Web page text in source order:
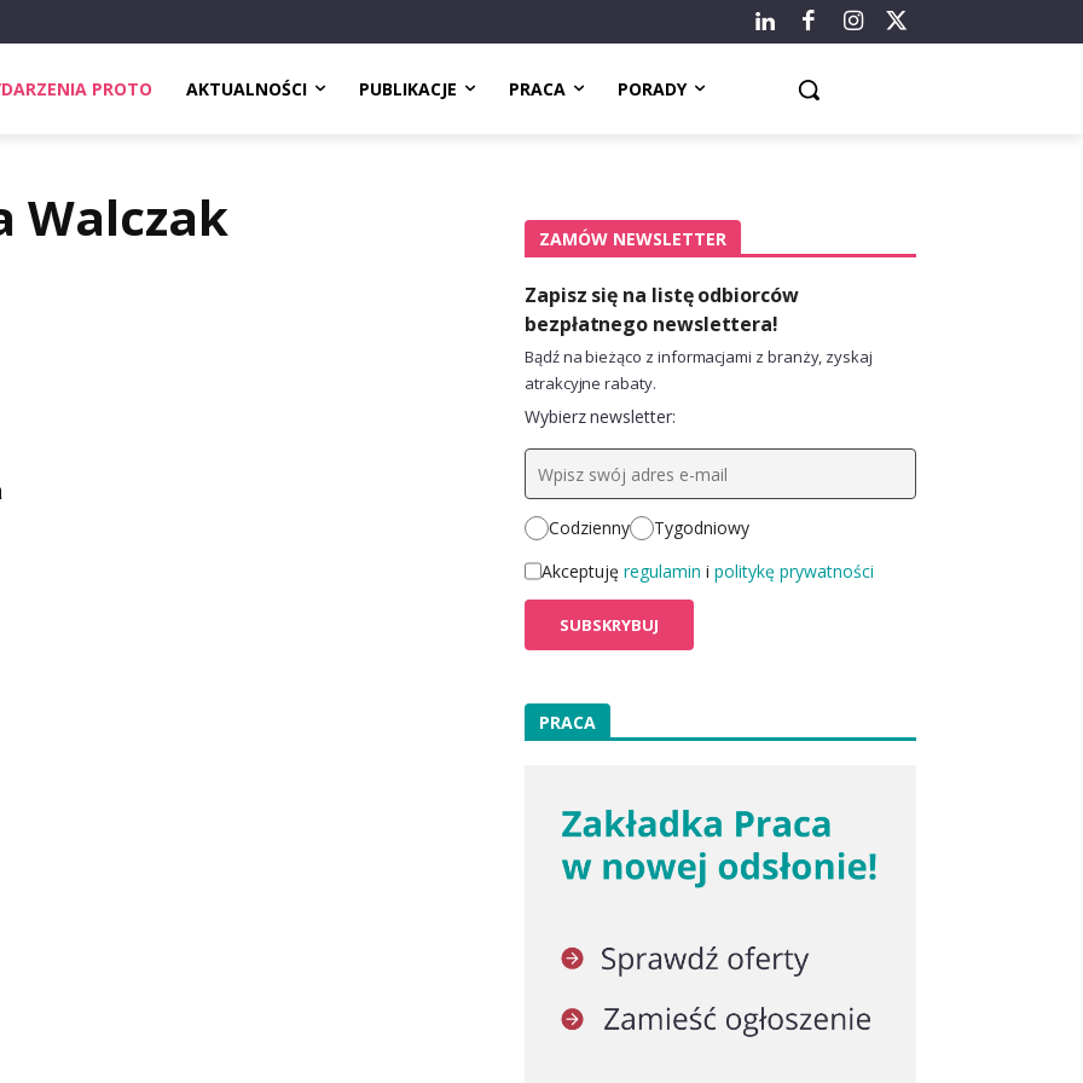
PROTO AKTUALNOŚCI PUBLIKACJE PRACA PORADY
Walczak ZAMÓW NEWSLETTER
Zapisz się na listę odbiorców
bezpłatnego newslettera!
Bądź na bieżąco z informacjami z branży, zyskaj
atrakcyjne rabaty.
Wybierz newsletter:
Codzienny
Tygodniowy
Akceptuję regulamin i politykę prywatności
PRACA